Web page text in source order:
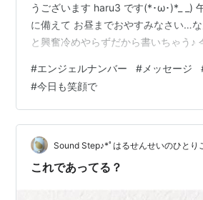
うございます haru3 です(*･ω･)*_ _)
に備えて お昼までおやすみなさい…
と興奮冷めやらずだから書いちゃう♪
たエンジェルちゃん ７７ おはようご
ぅわ！！2台続けて７７じゃん 今日は
て笑ってたら 後ろについた車も７７
今日は７７の日なんかねぇ って思っ
てきた さらに７７７７…ぅわーいヽ
#エンジェルナンバー # メッセージ
#今日も笑顔で
Sound Step♪*ﾟはるせんせいのひとり
これであってる？